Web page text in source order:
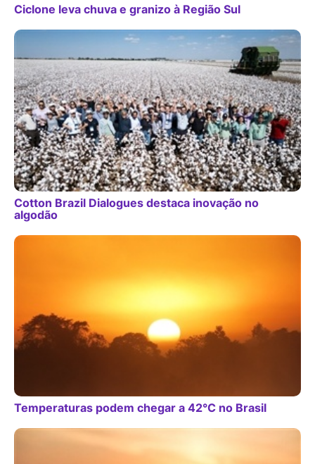
Ciclone leva chuva e granizo à Região Sul
Cotton Brazil Dialogues destaca inovação no
algodão
Temperaturas podem chegar a 42°C no Brasil